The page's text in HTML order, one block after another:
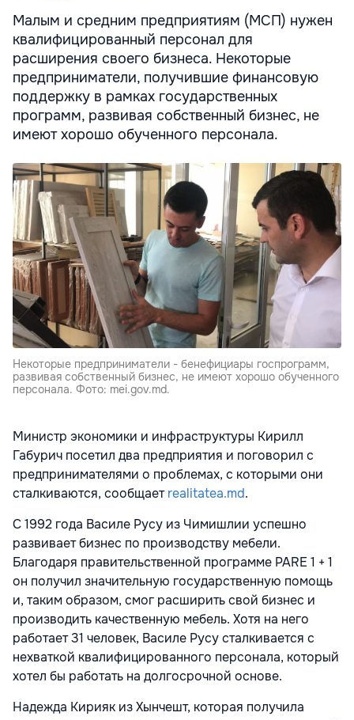
Малым и средним предприятиям (МСП) нужен
квалифицированный персонал для
расширения своего бизнеса. Некоторые
предприниматели, получившие финансовую
поддержку в рамках государственных
программ, развивая собственный бизнес, не
имеют хорошо обученного персонала.
Некоторые предприниматели - бенефициары госпрограмм,
развивая собственный бизнес, не имеют хорошо обученного
персонала. Фото: mei.gov.md.
Министр экономики и инфраструктуры Кирилл
Габурич посетил два предприятия и поговорил с
предпринимателями о проблемах, с которыми они
сталкиваются, сообщаетrealitatea.md.
С 1992 года Василе Русу из Чимишлии успешно
развивает бизнес по производству мебели.
Благодаря правительственной программе PARE 1 + 1
он получил значительную государственную помощь
и, таким образом, смог расширить свой бизнес и
производить качественную мебель. Хотя на него
работает 31 человек, Василе Русу сталкивается с
нехваткой квалифицированного персонала, который
хотел бы работать на долгосрочной основе.
Надежда Кирияк из Хынчешт, которая получила